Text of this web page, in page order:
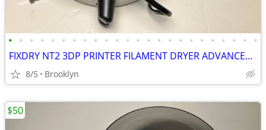
• • • • • • • • • • • • • • • • • • • • • • • •
FIXDRY NT2 3DP PRINTER FILAMENT DRYER ADVANCED MOISTURE CONTROL SYSTEM
8/5 Brooklyn
$50